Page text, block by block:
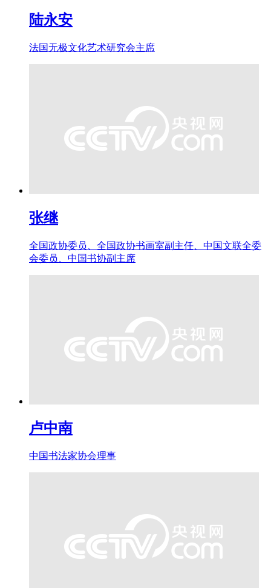
陆永安
法国无极文化艺术研究会主席
张继
全国政协委员、全国政协书画室副主任、中国文联全委
会委员、中国书协副主席
卢中南
中国书法家协会理事